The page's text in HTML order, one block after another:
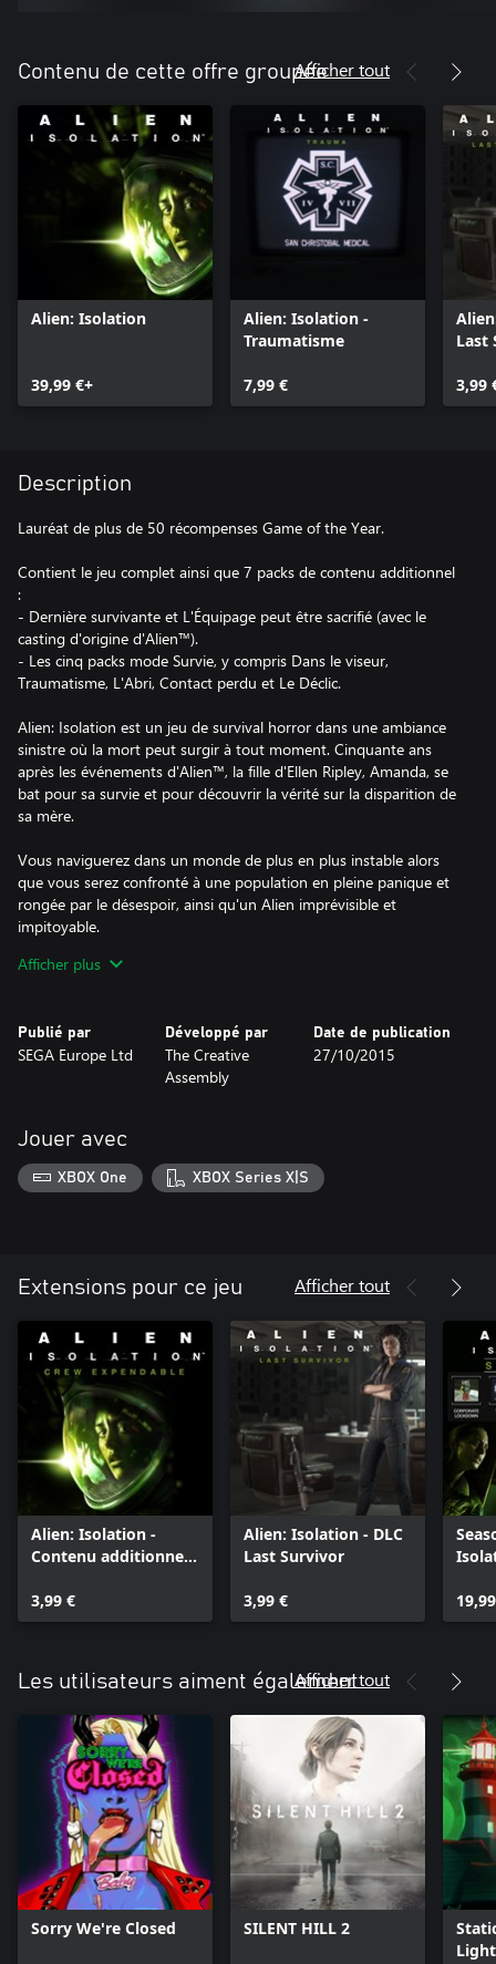
Contenu de cette offre groupéeAfficher tout
Alien: Isolation
39,99 €+
Alien: Isolation -
Traumatisme
7,99 €
Last
3,99
Description
Lauréat de plus de 50 récompenses Game of the Year.
Contient le jeu complet ainsi que 7 packs de contenu additionnel
:
- Dernière survivante et L'Équipage peut être sacrifié (avec le
casting d'origine d'Alien™).
- Les cinq packs mode Survie, y compris Dans le viseur,
Traumatisme, L'Abri, Contact perdu et Le Déclic.
Alien: Isolation est un jeu de survival horror dans une ambiance
sinistre où la mort peut surgir à tout moment. Cinquante ans
après les événements d'Alien™, la fille d'Ellen Ripley, Amanda, se
bat pour sa survie et pour découvrir la vérité sur la disparition de
sa mère.
Vous naviguerez dans un monde de plus en plus instable alors
que vous serez confronté à une population en pleine panique et
rongée par le désespoir, ainsi qu'un Alien imprévisible et
impitoyable.
Mal préparé et sans équipement adéquat, vous devez récupérer
Crée avec le moteur CATHODE™
Afficher plus
Publié par
SEGA Europe Ltd
Développé par
The Creative
Assembly
Date de publication
27/10/2015
Jouer avec
XBOX One XBOX Series X|S
Extensions pour ce jeu Afficher tout
Alien: Isolation -
Contenu additionnel
3,99 €
Alien: Isolation - DLC
Last Survivor
3,99 €
Les utilisateurs aiment également
Afficher tout
Sorry We're Closed SILENT HILL 2